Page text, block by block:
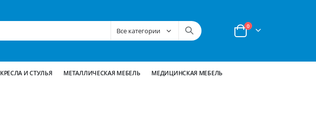
Корзина
0позиции
КРЕСЛА И СТУЛЬЯ МЕТАЛЛИЧЕСКАЯ МЕБЕЛЬ МЕДИЦИНСКАЯ МЕБЕЛЬ